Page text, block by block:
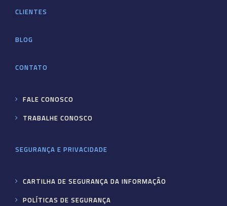
CLIENTES
BLOG
CONTATO
FALE CONOSCO
TRABALHE CONOSCO
SEGURANÇA E PRIVACIDADE
CARTILHA DE SEGURANÇA DA INFORMAÇÃO
POLÍTICAS DE SEGURANÇA